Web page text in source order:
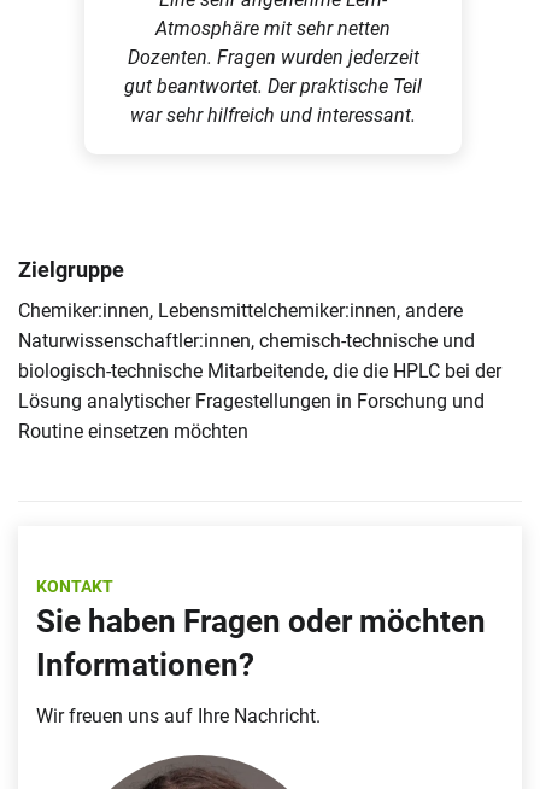
Atmosphäre mit sehr netten
Dozenten. Fragen wurden jederzeit
gut beantwortet. Der praktische Teil
war sehr hilfreich und interessant.
Zielgruppe
Chemiker:innen, Lebensmittelchemiker:innen, andere
Naturwissenschaftler:innen, chemisch-technische und
biologisch-technische Mitarbeitende, die die HPLC bei der
Lösung analytischer Fragestellungen in Forschung und
Routine einsetzen möchten
KONTAKT
Sie haben Fragen oder möchten
Informationen?
Wir freuen uns auf Ihre Nachricht.